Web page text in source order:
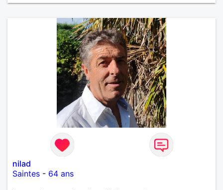
nilad
Saintes - 64 ans